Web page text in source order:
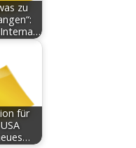
zu
für